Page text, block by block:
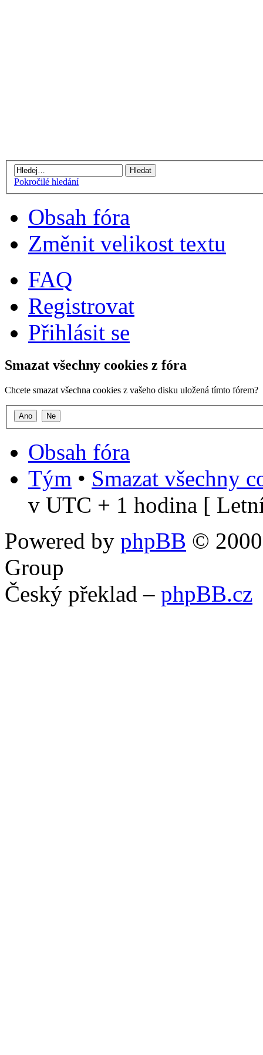
Pokročilé hledání
Obsah fóra
Změnit velikost textu
FAQ
Registrovat
Přihlásit se
Smazat všechny cookies z fóra
Chcete smazat všechna cookies z vašeho disku uložená tímto fórem?
Obsah fóra
Tým • Smazat všechny
v UTC + 1 hodina [
Powered by phpBB ©
Group
Český překlad – phpBB.cz